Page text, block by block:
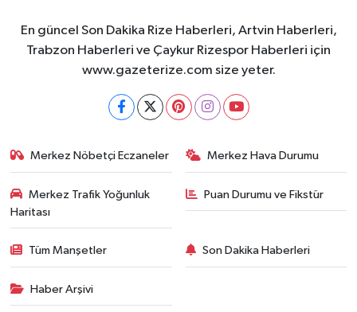
En güncel Son Dakika Rize Haberleri, Artvin Haberleri,
Trabzon Haberleri ve Çaykur Rizespor Haberleri için
www.gazeterize.com size yeter.
Merkez Nöbetçi Eczaneler Merkez Hava Durumu
Merkez Trafik Yoğunluk
Haritası
Puan Durumu ve Fikstür
Tüm Manşetler Son Dakika Haberleri
Haber Arşivi